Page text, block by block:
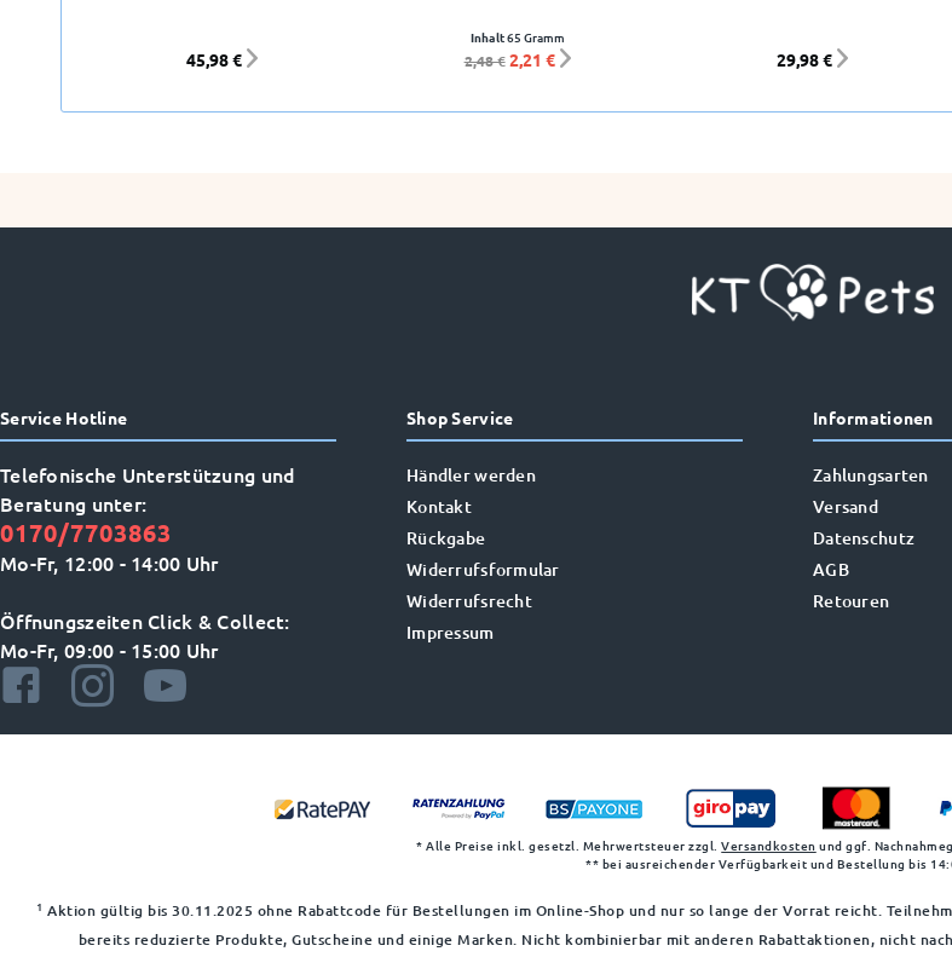
45,98 €
Inhalt65 Gramm
2,48 € 2,21 € 29,98 €
Service Hotline
Telefonische Unterstützung und
Beratung unter:
0170/7703863
Mo-Fr, 12:00 - 14:00 Uhr
Öffnungszeiten Click & Collect:
Mo-Fr, 09:00 - 15:00 Uhr
Shop Service
Händler werden
Kontakt
Rückgabe
Widerrufsformular
Widerrufsrecht
Impressum
Informationen
Zahlungsarten
Versand
Datenschutz
AGB
Retouren
* Alle Preise inkl. gesetzl. Mehrwertsteuer zzgl.Versandkosten und ggf.
** bei ausreichender Verfügbarkeit und Bestellung bis
1 Aktion gültig bis 30.11.2025 ohne Rabattcode für Bestellungen im Online-Shop und nur so lange der Vorrat reicht.
bereits reduzierte Produkte, Gutscheine und einige Marken. Nicht kombinierbar mit anderen Rabattaktionen, nicht